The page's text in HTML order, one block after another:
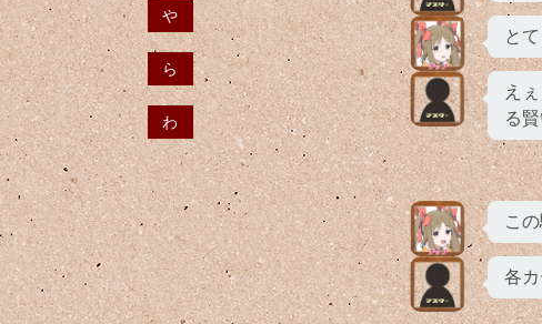
や
ら
わ
と
え
る
こ
各